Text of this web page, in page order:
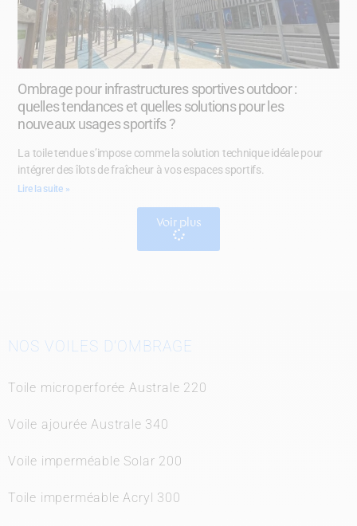
Ombrage pour infrastructures sportives outdoor :
quelles tendances et quelles solutions pour les
nouveaux usages sportifs ?
La toile tendue s’impose comme la solution technique idéale pour
intégrer des îlots de fraîcheur à vos espaces sportifs.
Lire la suite »
Voir plus
NOS VOILES D’OMBRAGE
Toile microperforée Australe 220
Voile ajourée Australe 340
Voile imperméable Solar 200
Toile imperméable Acryl 300